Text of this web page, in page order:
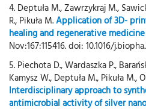
4. Deptuła M., Zawrzykraj M.,
R., Pikuła M.Application of 3D-
healing and regenerative medicine
Nov:167:115416. doi: 10.1016/
5. Piechota D., Wardaszka P.,
Kamysz W., Deptuła M., Pikuła M.,
Interdisciplinary approach to
antimicrobial activity of silver